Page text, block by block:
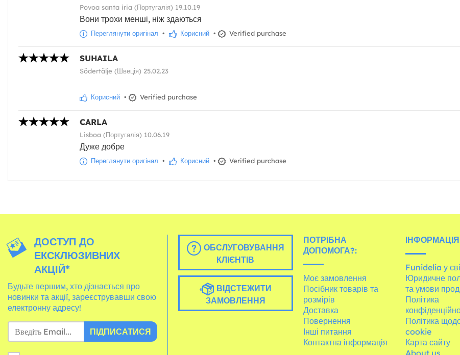
Povoa santa iria (Португалія) 19.10.19
Вони трохи менші, ніж здаються
Переглянути оригінал • Корисний • Verified purchase
SUHAILA
Södertälje (Швеція) 25.02.23
Корисний • Verified purchase
CARLA
Lisboa (Португалія) 10.06.19
Дуже добре
Переглянути оригінал • Корисний • Verified purchase
ДОСТУП ДО
ЕКСКЛЮЗИВНИХ
АКЦІЙ*
Будьте першим, хто дізнається про
новинки та акції, зареєструвавши свою
електронну адресу!
ПІДПИСАТИСЯ
ОБСЛУГОВУВАННЯ
КЛІЄНТІВ
ВІДСТЕЖИТИ
ЗАМОВЛЕННЯ
ПОТРІБНА
ДОПОМОГА?:
Моє замовлення
Посібник товарів та
розмірів
Доставка
Повернення
Інші питання
Контактна інформація
Funidelia у
Юридичне
та умови
Політика
Політика
cookie
Карта сайту
About us